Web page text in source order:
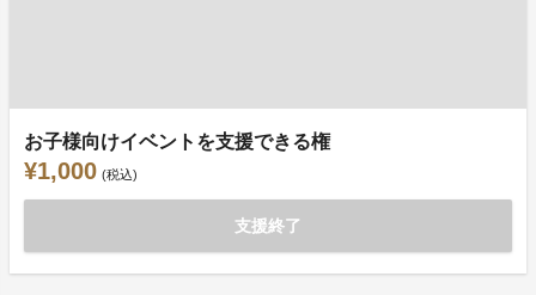
お子様向けイベントを支援できる権
¥1,000 (税込)
支援終了